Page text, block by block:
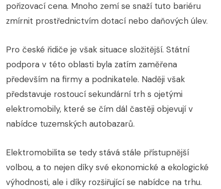
pořizovací cena. Mnoho zemí se snaží tuto bariéru
zmírnit prostřednictvím dotací nebo daňových úlev.
Pro české řidiče je však situace složitější. Státní
podpora v této oblasti byla zatím zaměřena
především na firmy a podnikatele. Naději však
představuje rostoucí sekundární trh s ojetými
elektromobily, které se čím dál častěji objevují v
nabídce tuzemských autobazarů.
Elektromobilita se tedy stává stále přístupnější
volbou, a to nejen díky své ekonomické a ekologické
výhodnosti, ale i díky rozšiřující se nabídce na trhu.